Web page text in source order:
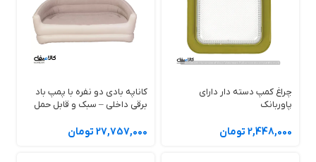
چراغ کمپ دسته دار دارای
پاوربانک
2,448,000 تومان
کاناپه بادی دو نفره با پمپ باد
برقی داخلی – سبک و قابل حمل
27,757,000 تومان